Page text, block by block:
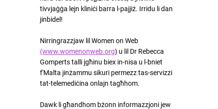
tivvjaġġa lejn kliniċi barra l-pajjiż. Irridu li dan
jinbidel!
Nirringrazzjaw lil Women on Web
(www.womenonweb.org) u lil Dr Rebecca
Gomperts talli jgħinu biex in-nisa u l-bniet
f'Malta jinżammu sikuri permezz tas-servizzi
tat-telemediċina onlajn tagħhom.
Dawk li għandhom bżonn informazzjoni jew